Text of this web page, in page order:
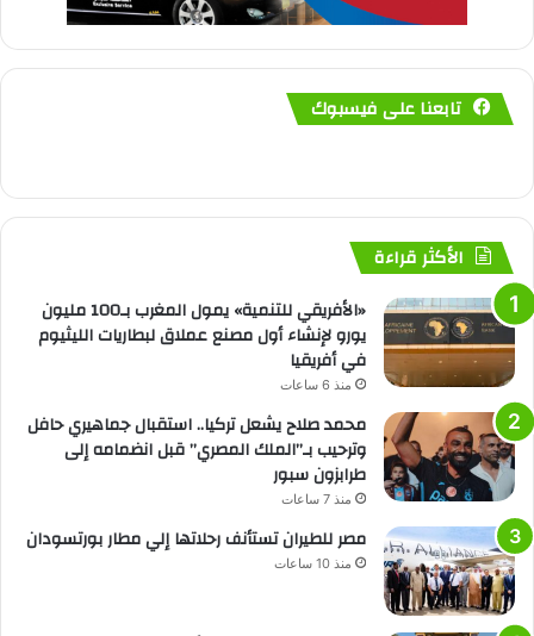
تابعنا على فيسبوك
الأكثر قراءة
«الأفريقي للتنمية» يمول المغرب بـ100 مليون
يورو لإنشاء أول مصنع عملاق لبطاريات الليثيوم
في أفريقيا
منذ 6 ساعات
محمد صلاح يشعل تركيا.. استقبال جماهيري حافل
وترحيب بـ”الملك المصري” قبل انضمامه إلى
طرابزون سبور
منذ 7 ساعات
مصر للطيران تستأنف رحلاتها إلي مطار بورتسودان
منذ 10 ساعات